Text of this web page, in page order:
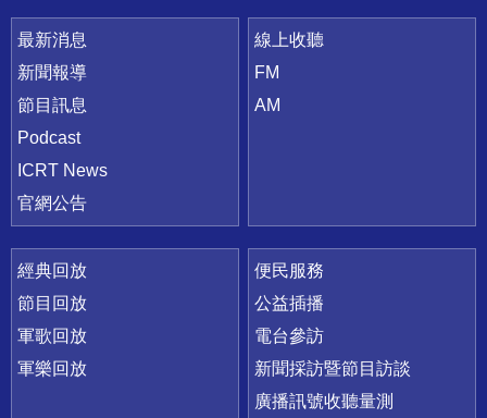
最新消息
新聞報導
節目訊息
Podcast
ICRT News
官網公告
線上收聽
FM
AM
經典回放
節目回放
軍歌回放
軍樂回放
便民服務
公益插播
電台參訪
新聞採訪暨節目訪談
廣播訊號收聽量測